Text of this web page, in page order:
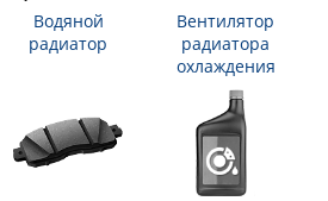
Водяной
радиатор
Вентилятор
радиатора
охлаждения